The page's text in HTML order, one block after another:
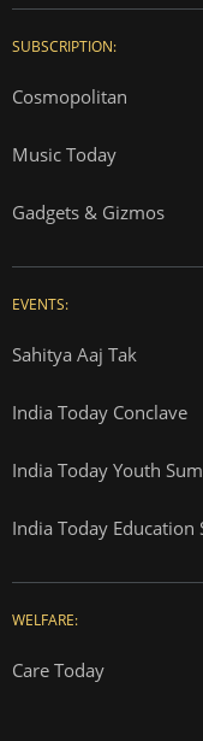
SUBSCRIPTION:
Cosmopolitan
Music Today
Gadgets & Gizmos
EVENTS:
Sahitya Aaj Tak
India Today Conclave
India Today Youth
India Today Education
WELFARE:
Care Today